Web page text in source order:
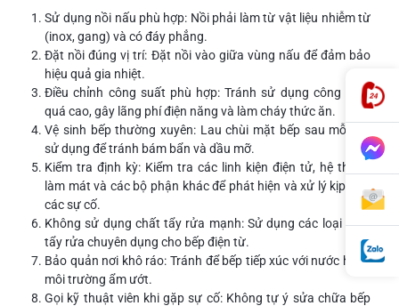
Sử dụng nồi nấu phù hợp: Nồi phải làm từ vật liệu nhiễm từ
(inox, gang) và có đáy phẳng.
Đặt nồi đúng vị trí: Đặt nồi vào giữa vùng nấu để đảm bảo
hiệu quả gia nhiệt.
Điều chỉnh công suất phù hợp: Tránh sử dụng công suất
quá cao, gây lãng phí điện năng và làm cháy thức ăn.
Vệ sinh bếp thường xuyên: Lau chùi mặt bếp sau mỗi lần
sử dụng để tránh bám bẩn và dầu mỡ.
Kiểm tra định kỳ: Kiểm tra các linh kiện điện tử, hệ thống
làm mát và các bộ phận khác để phát hiện và xử lý kịp thời
các sự cố.
Không sử dụng chất tẩy rửa mạnh: Sử dụng các loại chất
tẩy rửa chuyên dụng cho bếp điện từ.
Bảo quản nơi khô ráo: Tránh để bếp tiếp xúc với nước hoặc
môi trường ẩm ướt.
Gọi kỹ thuật viên khi gặp sự cố: Không tự ý sửa chữa bếp